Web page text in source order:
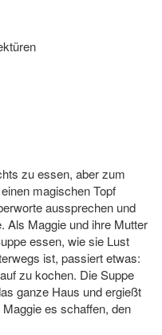
zu essen, aber zum
magischen Topf
aussprechen und
Als Maggie und ihre Mutter
essen, wie sie Lust
ist, passiert etwas:
zu kochen. Die Suppe
ganze Haus und ergießt
es schaffen, den